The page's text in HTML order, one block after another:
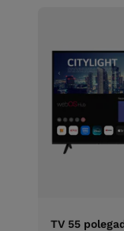
TV 55